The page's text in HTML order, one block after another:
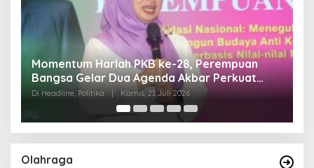
Di Pelantikan PAN Sulteng, Gubernur Anwar
Hafid Ajak Sinergi Optimalkan Potensi
Di Headline, Politika | Minggu, 5 Juli 2026
Olahraga